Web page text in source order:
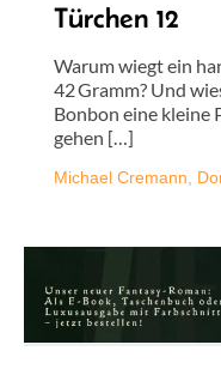
Türchen 12
Warum wiegt ein
42 Gramm? Und
Bonbon eine kleine
gehen […]
Michael Cremann